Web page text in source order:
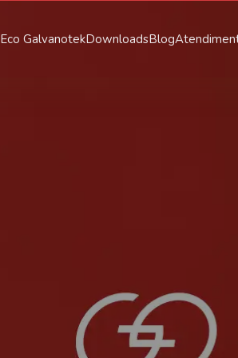
Eco GalvanotekDownloadsBlog